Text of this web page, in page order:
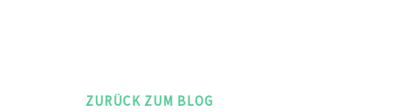
ZURÜCK ZUM BLOG